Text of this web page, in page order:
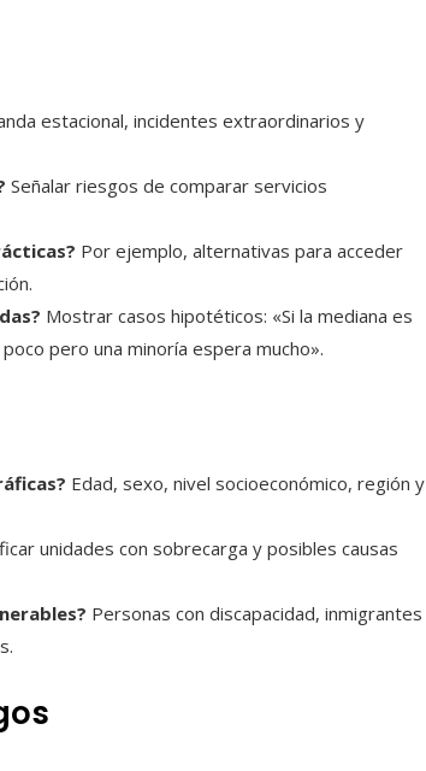
estacional, incidentes extraordinarios y
Señalar riesgos de comparar servicios
Por ejemplo, alternativas para acceder
Mostrar casos hipotéticos: «Si la mediana es
pero una minoría espera mucho».
Edad, sexo, nivel socioeconómico, región y
unidades con sobrecarga y posibles causas
Personas con discapacidad, inmigrantes